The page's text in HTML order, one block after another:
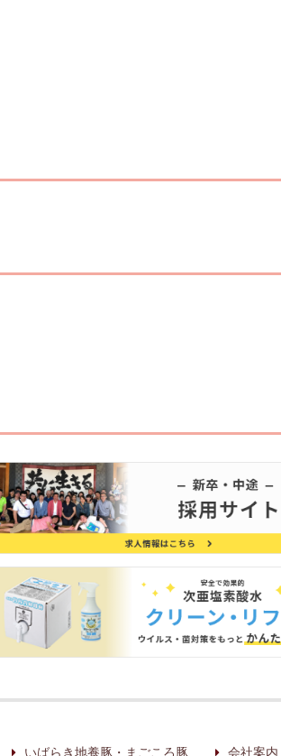
いばらき地養豚・まごころ豚 会社案内